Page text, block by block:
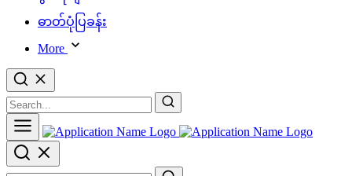
ဓာတ်ပုံပြခန်း
More